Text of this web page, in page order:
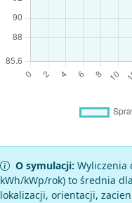
O symulacji: Wyliczenia
kWh/kWp/rok) to średnia
lokalizacji, orientacji,